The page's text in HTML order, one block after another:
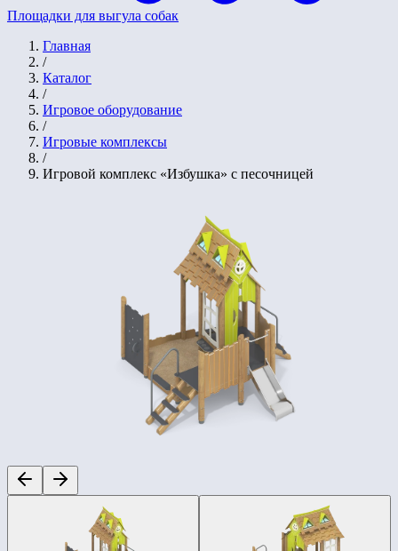
Площадки для выгула собак
Главная
/
Каталог
/
Игровое оборудование
/
Игровые комплексы
/
Игровой комплекс «Избушка» с песочницей